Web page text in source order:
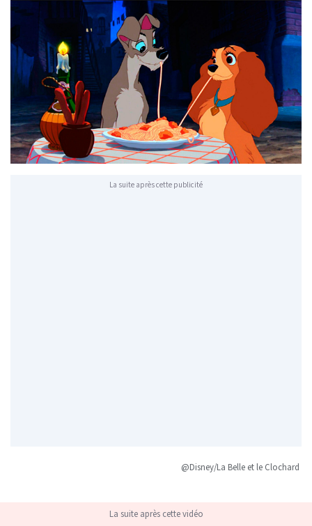
La suite après cette publicité
@Disney/La Belle et le Clochard
La suite après cette vidéo